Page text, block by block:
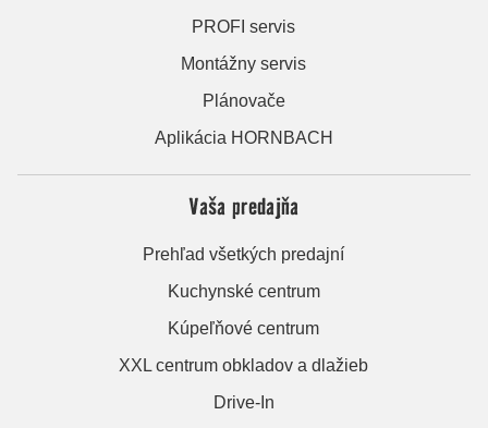
PROFI servis
Montážny servis
Plánovače
Aplikácia HORNBACH
Vaša predajňa
Prehľad všetkých predajní
Kuchynské centrum
Kúpeľňové centrum
XXL centrum obkladov a dlažieb
Drive-In